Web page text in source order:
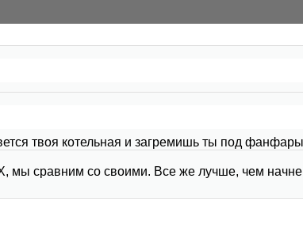
твоя котельная и загремишь ты под фанфары
мы сравним со своими. Все же лучше, чем